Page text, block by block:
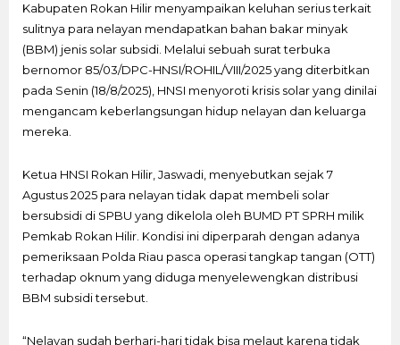
Kabupaten Rokan Hilir menyampaikan keluhan serius terkait
sulitnya para nelayan mendapatkan bahan bakar minyak
(BBM) jenis solar subsidi. Melalui sebuah surat terbuka
bernomor 85/03/DPC-HNSI/ROHIL/VIII/2025 yang diterbitkan
pada Senin (18/8/2025), HNSI menyoroti krisis solar yang dinilai
mengancam keberlangsungan hidup nelayan dan keluarga
mereka.
Ketua HNSI Rokan Hilir, Jaswadi, menyebutkan sejak 7
Agustus 2025 para nelayan tidak dapat membeli solar
bersubsidi di SPBU yang dikelola oleh BUMD PT SPRH milik
Pemkab Rokan Hilir. Kondisi ini diperparah dengan adanya
pemeriksaan Polda Riau pasca operasi tangkap tangan (OTT)
terhadap oknum yang diduga menyelewengkan distribusi
BBM subsidi tersebut.
“Nelayan sudah berhari-hari tidak bisa melaut karena tidak